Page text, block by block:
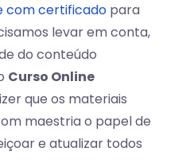
com certificado para
levar em conta,
do conteúdo
Curso Online
que os materiais
maestria o papel de
e atualizar todos